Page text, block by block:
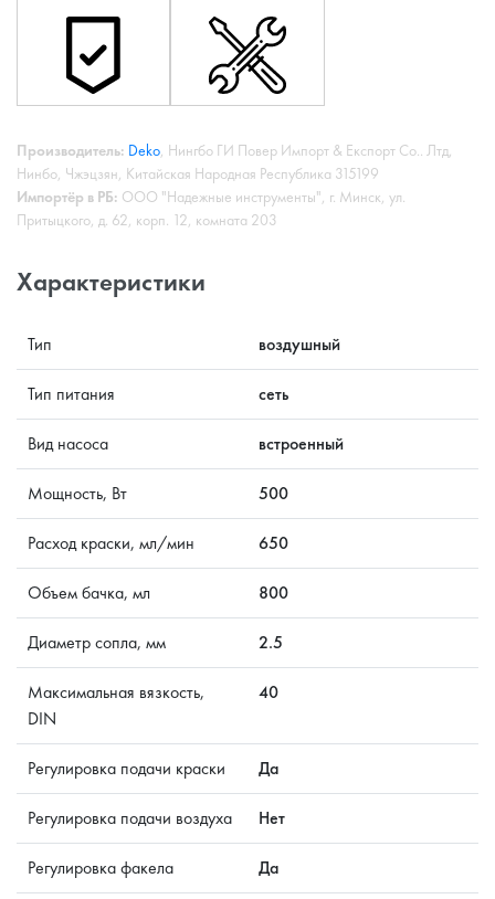
Производитель: Deko , Нингбо ГИ Повер Импорт & Експорт Со.. Лтд,
Нинбо, Чжэцзян, Китайская Народная Республика 315199
Импортёр в РБ: ООО "Надежные инструменты", г. Минск, ул.
Притыцкого, д. 62, корп. 12, комната 203
Характеристики
Тип воздушный
Тип питания сеть
Вид насоса встроенный
Мощность, Вт 500
Расход краски, мл/мин 650
Объем бачка, мл 800
Диаметр сопла, мм 2.5
Максимальная вязкость,
DIN
40
Регулировка подачи краски Да
Регулировка подачи воздуха Нет
Регулировка факела Да